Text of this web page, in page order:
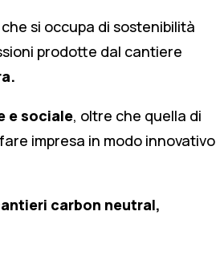
si occupa di sostenibilità
prodotte dal cantiere
e sociale, oltre che quella di
impresa in modo innovativo
carbon neutral,